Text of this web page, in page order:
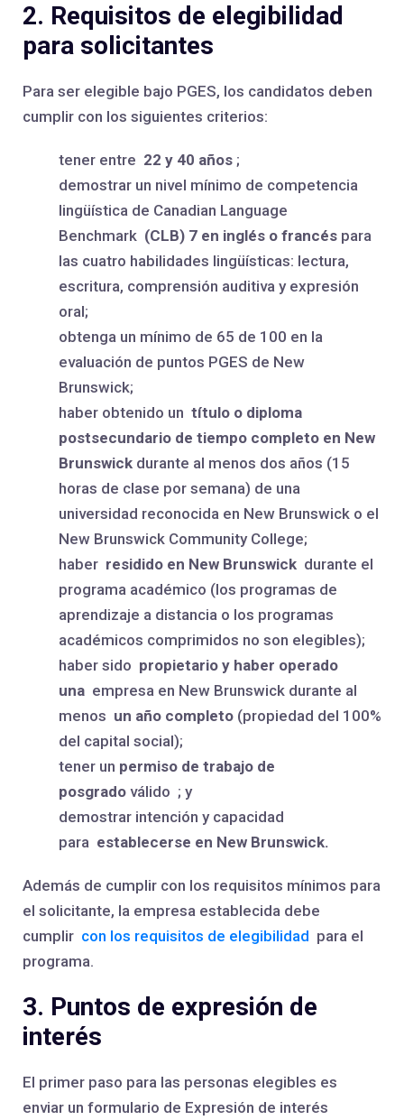
2. Requisitos de elegibilidad
para solicitantes
Para ser elegible bajo PGES, los candidatos deben
cumplir con los siguientes criterios:
tener entre 22 y 40 años ;
demostrar un nivel mínimo de competencia
lingüística de Canadian Language
Benchmark (CLB) 7 en inglés o francés para
las cuatro habilidades lingüísticas: lectura,
escritura, comprensión auditiva y expresión
oral;
obtenga un mínimo de 65 de 100 en la
evaluación de puntos PGES de New
Brunswick;
haber obtenido un título o diploma
postsecundario de tiempo completo en New
Brunswick durante al menos dos años (15
horas de clase por semana) de una
universidad reconocida en New Brunswick o el
New Brunswick Community College;
haber residido en New Brunswick durante el
programa académico (los programas de
aprendizaje a distancia o los programas
académicos comprimidos no son elegibles);
haber sido propietario y haber operado
una empresa en New Brunswick durante al
menos un año completo (propiedad del 100%
del capital social);
tener un permiso de trabajo de
posgrado válido ; y
demostrar intención y capacidad
para establecerse en New Brunswick.
Además de cumplir con los requisitos mínimos para
el solicitante, la empresa establecida debe
cumplir con los requisitos de elegibilidad para el
programa.
3. Puntos de expresión de
interés
El primer paso para las personas elegibles es
enviar un formulario de Expresión de interés